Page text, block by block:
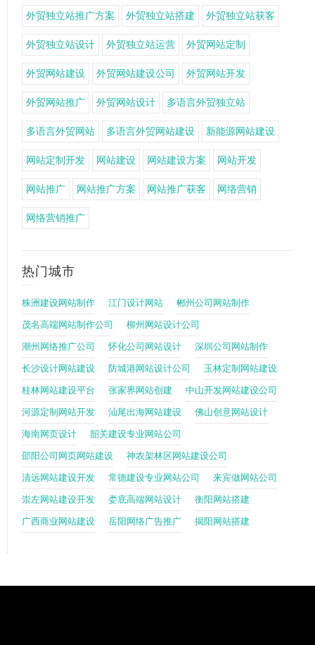
外贸独立站推广方案 外贸独立站搭建 外贸独立站获客
外贸独立站设计 外贸独立站运营 外贸网站定制
外贸网站建设 外贸网站建设公司 外贸网站开发
外贸网站推广 外贸网站设计 多语言外贸独立站
多语言外贸网站 多语言外贸网站建设 新能源网站建设
网站定制开发 网站建设 网站建设方案 网站开发
网站推广 网站推广方案 网站推广获客 网络营销
网络营销推广
热门城市
株洲建设网站制作 江门设计网站 郴州公司网站制作
茂名高端网站制作公司 柳州网站设计公司
潮州网络推广公司 怀化公司网站设计 深圳公司网站制作
长沙设计网站建设 防城港网站设计公司 玉林定制网站建设
桂林网站建设平台 张家界网站创建 中山开发网站建设公司
河源定制网站开发 汕尾出海网站建设 佛山创意网站设计
海南网页设计 韶关建设专业网站公司
邵阳公司网页网站建设 神农架林区网站建设公司
清远网站建设开发 常德建设专业网站公司 来宾做网站公司
崇左网站建设开发 娄底高端网站设计 衡阳网站搭建
广西商业网站建设 岳阳网络广告推广 揭阳网站搭建